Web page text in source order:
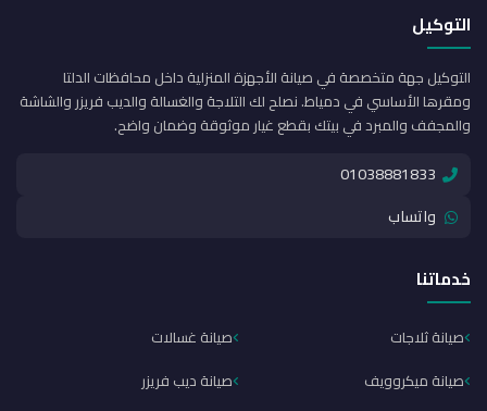
التوكيل
التوكيل جهة متخصصة في صيانة الأجهزة المنزلية داخل محافظات الدلتا
ومقرها الأساسي في دمياط. نصلح لك التلاجة والغسالة والديب فريزر والشاشة
والمجفف والمبرد في بيتك بقطع غيار موثوقة وضمان واضح.
01038881833
واتساب
خدماتنا
صيانة ثلاجات
صيانة غسالات
صيانة ميكروويف
صيانة ديب فريزر